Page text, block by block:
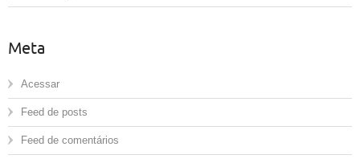
Meta
Acessar
Feed de posts
Feed de comentários